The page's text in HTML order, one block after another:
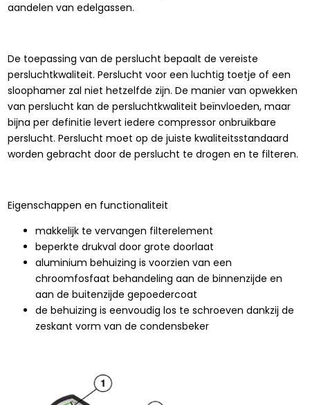
aandelen van edelgassen.
De toepassing van de perslucht bepaalt de vereiste
persluchtkwaliteit. Perslucht voor een luchtig toetje of een
sloophamer zal niet hetzelfde zijn. De manier van opwekken
van perslucht kan de persluchtkwaliteit beïnvloeden, maar
bijna per definitie levert iedere compressor onbruikbare
perslucht. Perslucht moet op de juiste kwaliteitsstandaard
worden gebracht door de perslucht te drogen en te filteren.
Eigenschappen en functionaliteit
makkelijk te vervangen filterelement
beperkte drukval door grote doorlaat
aluminium behuizing is voorzien van een
chroomfosfaat behandeling aan de binnenzijde en
aan de buitenzijde gepoedercoat
de behuizing is eenvoudig los te schroeven dankzij de
zeskant vorm van de condensbeker